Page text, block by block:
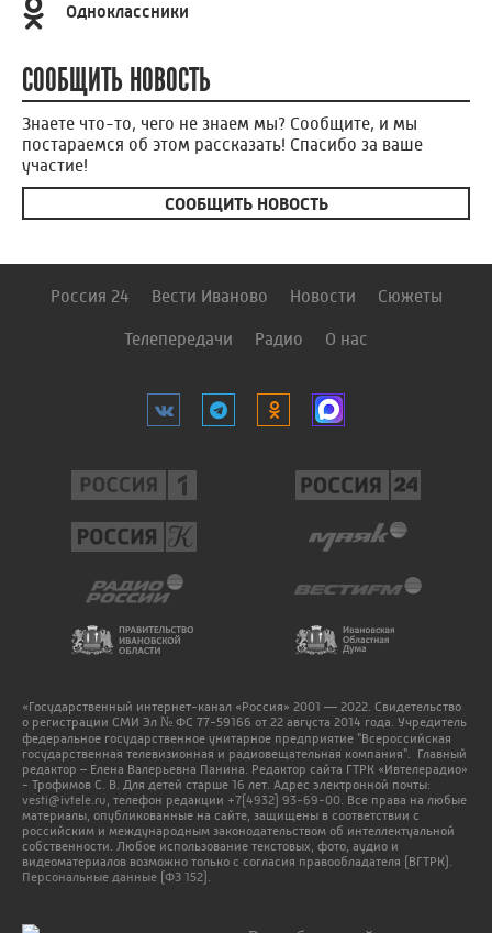
Одноклассники
СООБЩИТЬ НОВОСТЬ
Знаете что-то, чего не знаем мы? Сообщите, и мы
постараемся об этом рассказать! Спасибо за ваше
участие!
СООБЩИТЬ НОВОСТЬ
Россия 24 Вести Иваново Новости Сюжеты
Телепередачи Радио О нас
«Государственный интернет-канал «Россия» 2001 — 2022. Свидетельство
о регистрации СМИ Эл № ФС 77-59166 от 22 августа 2014 года. Учредитель
федеральное государственное унитарное предприятие "Всероссийская
государственная телевизионная и радиовещательная компания". Главный
редактор – Елена Валерьевна Панина. Редактор сайта ГТРК «Ивтелерадио»
- Трофимов С. В. Для детей старше 16 лет. Адрес электронной почты:
vesti@ivtele.ru , телефон редакции +7(4932) 93-69-00 . Все права на любые
материалы, опубликованные на сайте, защищены в соответствии с
российским и международным законодательством об интеллектуальной
собственности. Любое использование текстовых, фото, аудио и
видеоматериалов возможно только с согласия правообладателя (ВГТРК).
Персональные данные (ФЗ 152).